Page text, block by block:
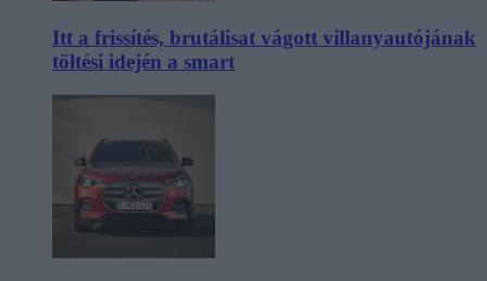
Itt a frissítés, brutálisat vágott villanyautójának
töltési idején a smart